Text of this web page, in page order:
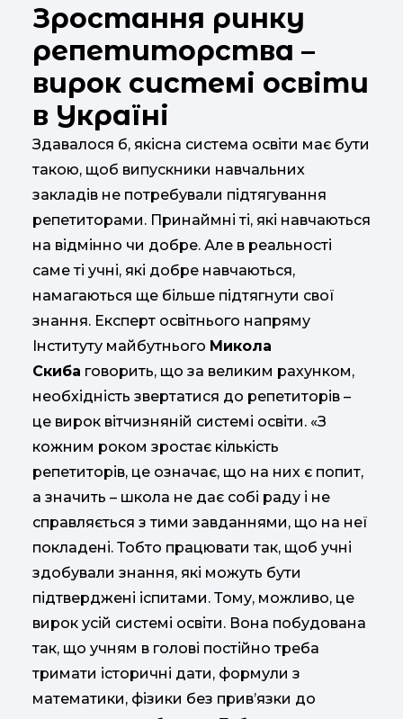
Зростання ринку
репетиторства –
вирок системі освіти
в Україні
Здавалося б, якісна система освіти має бути
такою, щоб випускники навчальних
закладів не потребували підтягування
репетиторами. Принаймні ті, які навчаються
на відмінно чи добре. Але в реальності
саме ті учні, які добре навчаються,
намагаються ще більше підтягнути свої
знання. Експерт освітнього напряму
Інституту майбутнього Микола
Скиба говорить, що за великим рахунком,
необхідність звертатися до репетиторів –
це вирок вітчизняній системі освіти. «З
кожним роком зростає кількість
репетиторів, це означає, що на них є попит,
а значить – школа не дає собі раду і не
справляється з тими завданнями, що на неї
покладені. Тобто працювати так, щоб учні
здобували знання, які можуть бути
підтверджені іспитами. Тому, можливо, це
вирок усій системі освіти. Вона побудована
так, що учням в голові постійно треба
тримати історичні дати, формули з
математики, фізики без прив’язки до